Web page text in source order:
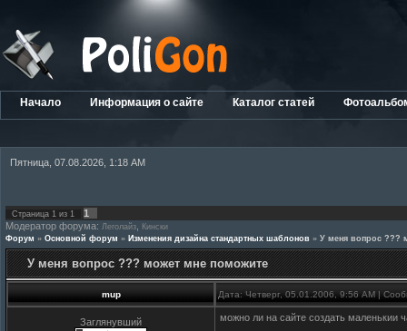
Начало Информация о сайте Каталог статей
Пятница, 07.08.2026, 1:18 AM
Страница 1 из 1
1
Модератор форума: Леголайз
Кински
Форум » Основной форум » Изменения дизайна стандартных шаблонов » У меня вопрос ???
У меня вопрос ??? может мне поможите
mup Дата: Четверг, 05.01.2006, 9:56 AM |
Заглянувший можно ли на сайте создать